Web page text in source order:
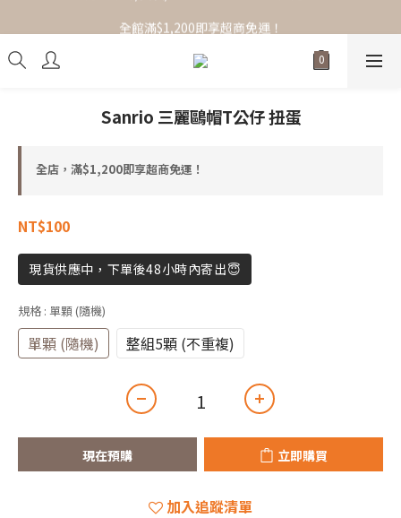
全館滿$1,200即享超商免運！
全館滿$1,200即享超商免運！
Sanrio 三麗鷗帽T公仔 扭蛋
全店，滿$1,200即享超商免運！
NT$100
現貨供應中，下單後48小時內寄出😇
規格 : 單顆 (隨機)
單顆 (隨機) 整組5顆 (不重複)
現在預購 立即購買
加入追蹤清單